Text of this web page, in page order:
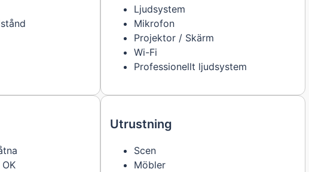
Ljudsystem
Mikrofon
Projektor / Skärm
Wi-Fi
Professionellt ljudsystem
Utrustning
Scen
Möbler